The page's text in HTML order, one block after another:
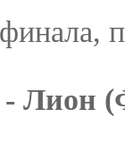
Лион